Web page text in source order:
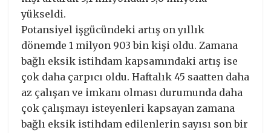
yükseldi.
Potansiyel işgücündeki artış on yıllık
dönemde 1 milyon 903 bin kişi oldu. Zamana
bağlı eksik istihdam kapsamındaki artış ise
çok daha çarpıcı oldu. Haftalık 45 saatten daha
az çalışan ve imkanı olması durumunda daha
çok çalışmayı isteyenleri kapsayan zamana
bağlı eksik istihdam edilenlerin sayısı son bir